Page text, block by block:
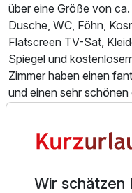
Ausstattung
Für 4 Tage
Doppelzimmer zur
über eine Größe von
Dusche, WC, Föhn,
Flatscreen TV-Sat,
Spiegel und
Zimmer haben einen
und einen sehr
Doppelzimmer: Im
hörenWir schätzen